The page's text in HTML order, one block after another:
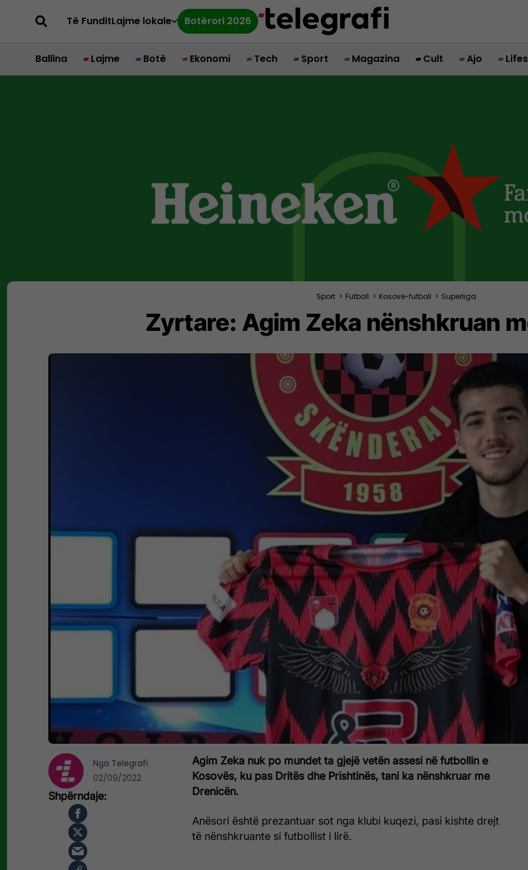
Të FunditLajme lokale Botërori 2026
Ballina Lajme Botë Ekonomi Tech Sport Magazina Cult Ajo
Sport > Futboll > Kosove-futboll > Superliga
Zyrtare: Agim Zeka nënshkruan
Agim Zeka nuk po mundet ta gjejë vetën assesi në futbollin e
Kosovës, ku pas Dritës dhe Prishtinës, tani ka nënshkruar me
Drenicën.
Anësori është prezantuar sot nga klubi kuqezi, pasi kishte drejt
të nënshkruante si futbollist i lirë.
Nga Telegrafi
02/09/2022